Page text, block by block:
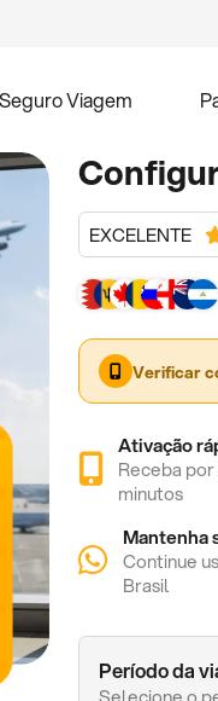
Seguro Viagem
EXCELENTE
Verificar
Ativação
Receba
minutos
Mantenha
Continue
Brasil
Período da